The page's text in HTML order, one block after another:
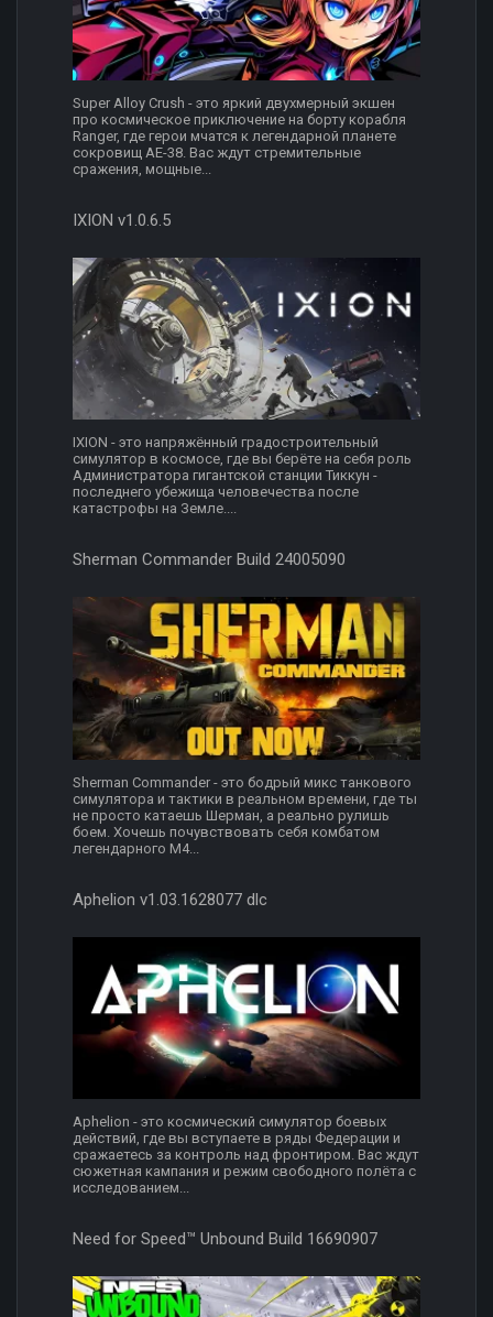
Super Alloy Crush - это яркий двухмерный экшен
про космическое приключение на борту корабля
Ranger, где герои мчатся к легендарной планете
сокровищ AE-38. Вас ждут стремительные
сражения, мощные...
IXION v1.0.6.5
IXION - это напряжённый градостроительный
симулятор в космосе, где вы берёте на себя роль
Администратора гигантской станции Тиккун -
последнего убежища человечества после
катастрофы на Земле....
Sherman Commander Build 24005090
Sherman Commander - это бодрый микс танкового
симулятора и тактики в реальном времени, где ты
не просто катаешь Шерман, а реально рулишь
боем. Хочешь почувствовать себя комбатом
легендарного M4...
Aphelion v1.03.1628077 dlc
Aphelion - это космический симулятор боевых
действий, где вы вступаете в ряды Федерации и
сражаетесь за контроль над фронтиром. Вас ждут
сюжетная кампания и режим свободного полёта с
исследованием...
Need for Speed™ Unbound Build 16690907